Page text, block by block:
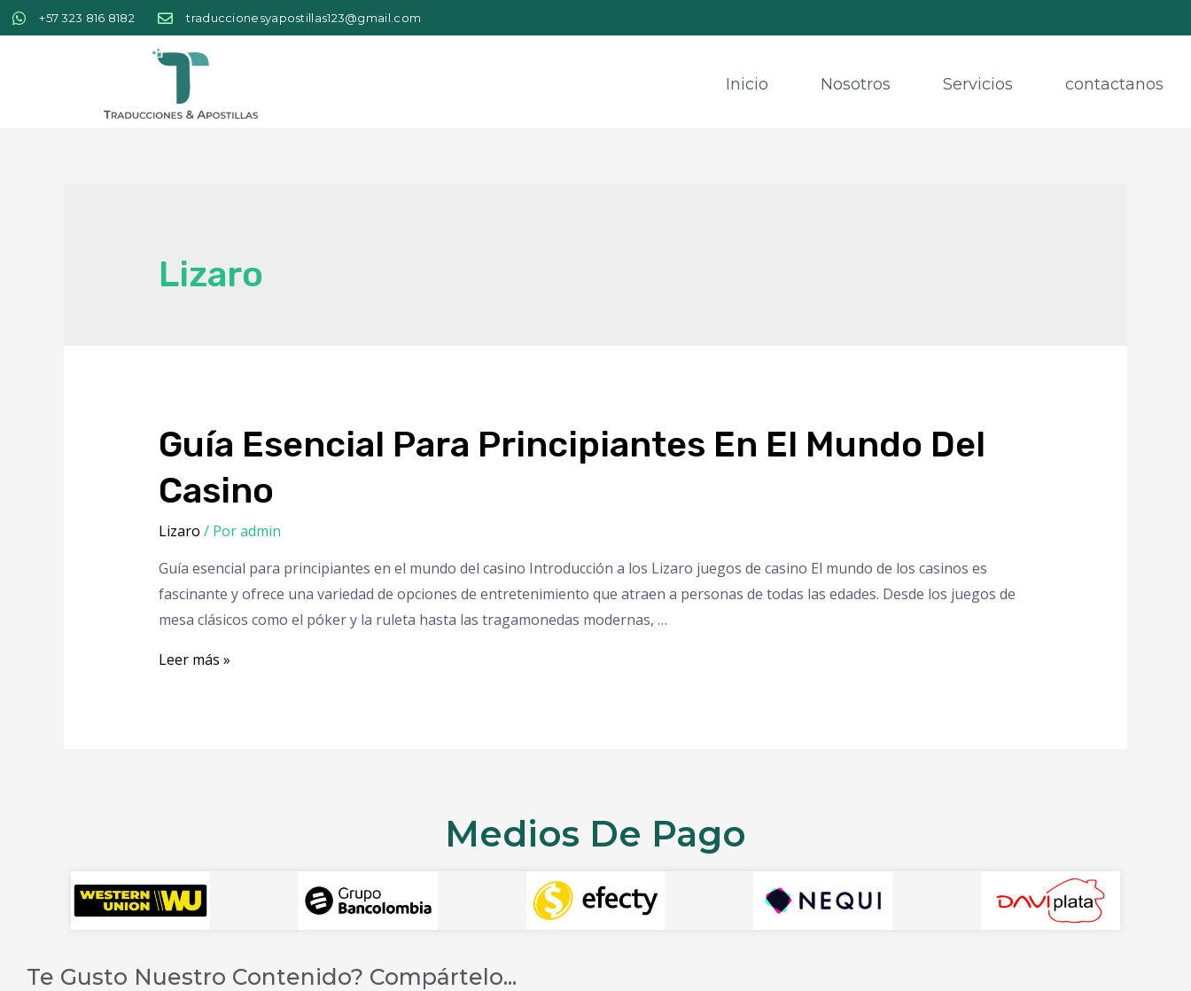
+57 323 816 8182 traduccionesyapostillas123@gmail.com
Inicio Nosotros Servicios contactanos
Lizaro
Guía Esencial Para Principiantes En El Mundo Del
Casino
Lizaro / Poradmin
Guía esencial para principiantes en el mundo del casino Introducción a los Lizaro juegos de casino El mundo de los casinos es
fascinante y ofrece una variedad de opciones de entretenimiento que atraen a personas de todas las edades. Desde los juegos de
mesa clásicos como el póker y la ruleta hasta las tragamonedas modernas, …
Leer más »
Medios De Pago
Te Gusto Nuestro Contenido? Compártelo...